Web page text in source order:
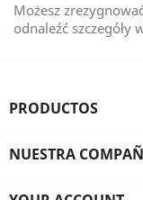
Możesz
odnaleźć szczegóły
PRODUCTOS
NUESTRA